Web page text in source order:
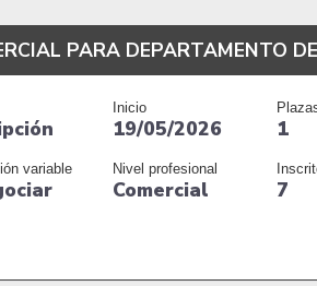
PARA DEPARTAMENTO
Inicio
19/05/2026 1
variable Nivel profesional
Comercial 7